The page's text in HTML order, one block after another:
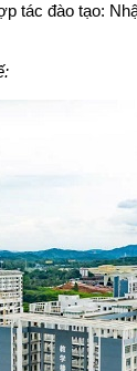
tác đào tạo: